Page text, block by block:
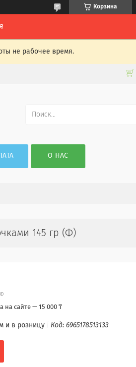
Корзина
не рабочее время.
О НАС
145 гр (Ф)
на сайте — 15 000 ₸
и в розницу Код: 6965178513133